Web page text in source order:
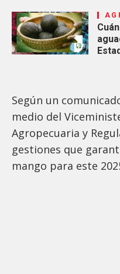
Según un
medio del
Agropecuaria y
gestiones que
mango para este